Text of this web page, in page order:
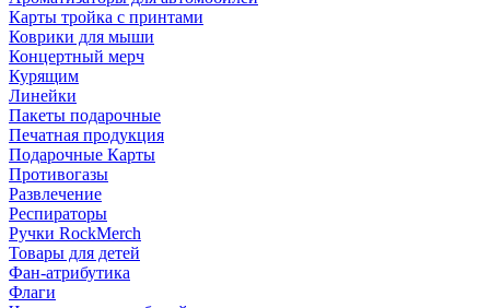
Карты тройка с принтами
Коврики для мыши
Концертный мерч
Курящим
Линейки
Пакеты подарочные
Печатная продукция
Подарочные Карты
Противогазы
Развлечение
Респираторы
Ручки RockMerch
Товары для детей
Фан-атрибутика
Флаги